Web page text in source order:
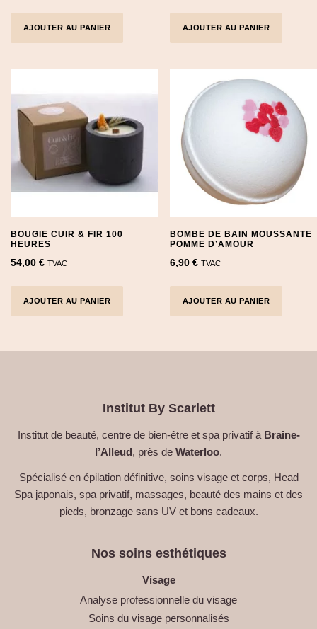
AJOUTER AU PANIER AJOUTER AU PANIER
BOUGIE CUIR & FIR 100
HEURES
54,00 € TVAC
AJOUTER AU PANIER
BOMBE DE BAIN MOUSSANTE
POMME D’AMOUR
6,90€ TVAC
AJOUTER AU PANIER
Institut By Scarlett
Institut de beauté, centre de bien-être et spa privatif à Braine-
l’Alleud, près de Waterloo.
Spécialisé en épilation définitive, soins visage et corps, Head
Spa japonais, spa privatif, massages, beauté des mains et des
pieds, bronzage sans UV et bons cadeaux.
Nos soins esthétiques
Visage
Analyse professionnelle du visage
Soins du visage personnalisés